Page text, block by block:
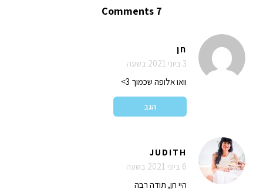
7 Comments
חן
3 ביוני 2021 בשעה
וואו אלופה שכמוך 3>
הגב
JUDITH
6 ביוני 2021 בשעה
היי חן, תודה רבה